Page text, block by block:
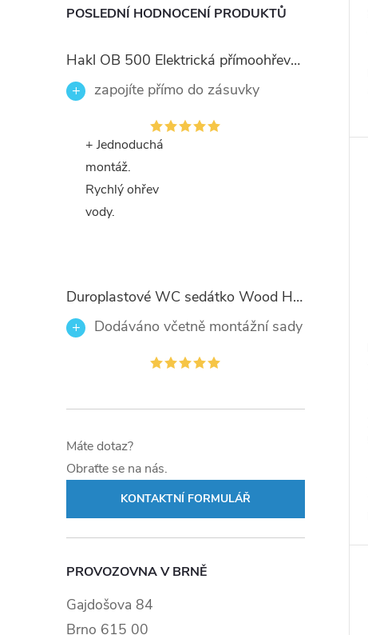
POSLEDNÍ HODNOCENÍ PRODUKTŮ
Hakl OB 500 Elektrická přímoohřevná vodovodní baterie, černé flexi ramínko
zapojíte přímo do zásuvky
+ Jednoduchá
montáž.
Rychlý ohřev
vody.
Duroplastové WC sedátko Wood Heart 82377 se zpomalovacím mechanismem SOFT-CLOSE
Dodáváno včetně montážní sady
Máte dotaz?
Obraťte se na nás.
KONTAKTNÍ FORMULÁŘ
PROVOZOVNA V BRNĚ
Gajdošova 84
Brno 615 00